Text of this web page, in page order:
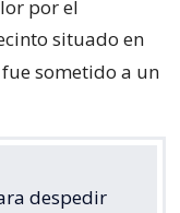
por el
situado en
fue sometido a un
despedir